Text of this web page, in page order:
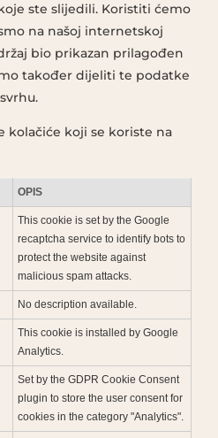
ste slijedili. Koristiti ćemo
na našoj internetskoj
bio prikazan prilagođen
također dijeliti te podatke
kolačiće koji se koriste na
OPIS
This cookie is set by the Google
recaptcha service to identify bots to
protect the website against
malicious spam attacks.
No description available.
This cookie is installed by Google
Analytics.
Set by the GDPR Cookie Consent
plugin to store the user consent for
cookies in the category "Analytics".